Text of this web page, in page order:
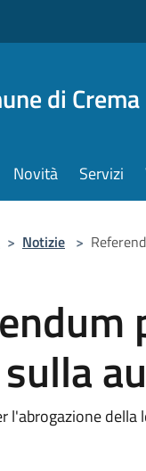
di Crema
Novità Servizi
> Notizie >
l'abrogazione